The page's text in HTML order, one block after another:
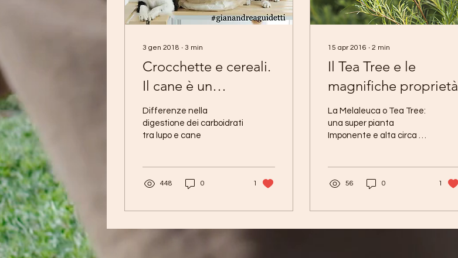
3 gen 2018 ∙ 3 min
Crocchette e cereali.
Il cane è un
carnivoro?
Differenze nella
digestione dei carboidrati
tra lupo e cane
448 0 1
15 apr 2016 ∙ 2 min
Il Tea Tree e le
magnifiche proprietà
La Melaleuca o Tea Tree:
una super pianta
Imponente e alta circa 6
dall’Australia in...
56 0 1